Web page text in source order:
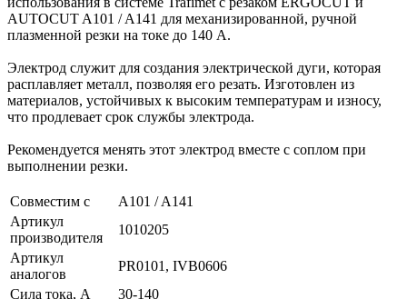
AUTOCUT A101 / A141 для механизированной, ручной
плазменной резки на токе до 140 А.
Электрод служит для создания электрической дуги, которая
расплавляет металл, позволяя его резать. Изготовлен из
материалов, устойчивых к высоким температурам и износу,
что продлевает срок службы электрода.
Рекомендуется менять этот электрод вместе с соплом при
выполнении резки.
Совместим с
A101 / A141
Артикул
производителя
1010205
Артикул
аналогов
PR0101, IVB0606
Сила тока, А
30-140